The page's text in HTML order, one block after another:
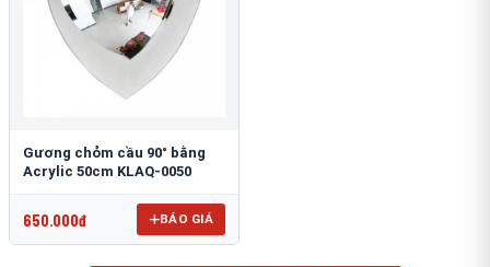
Gương chỏm cầu 90° bằng
Acrylic 50cm KLAQ-0050
650.000đ BÁO GIÁ